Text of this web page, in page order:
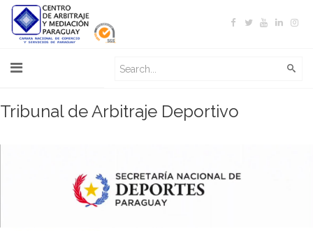
Tribunal de Arbitraje Deportivo